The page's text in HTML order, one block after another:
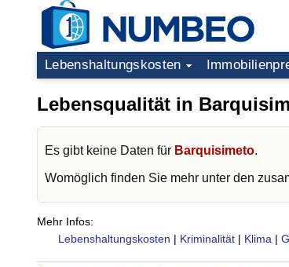
Lebenshaltungskosten
Lebensqualität in
Es gibt keine Daten für Barquisimeto.
Womöglich finden Sie mehr unter den
Mehr Infos:
Lebenshaltungskosten | Kriminalität | Klima |